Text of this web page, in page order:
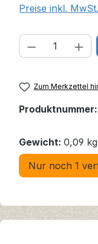
Preise inkl.
Produkt
Zum Merkzettel
Produktnummer:
Gewicht: 0,09 kg
Nur noch 1